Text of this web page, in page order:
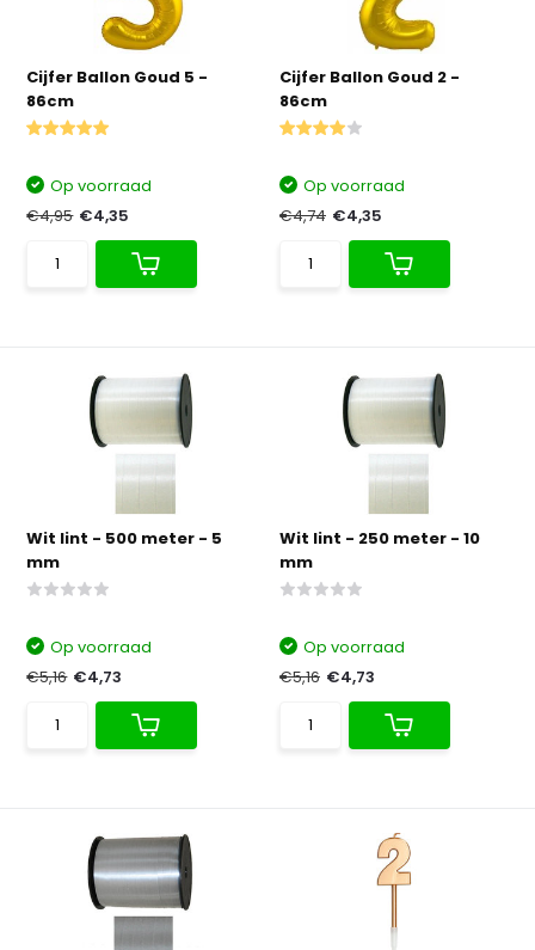
Cijfer Ballon Goud 5 -
86cm
Op voorraad
€4,95 €4,35
Cijfer Ballon Goud 2 -
86cm
Op voorraad
€4,74 €4,35
Wit lint - 500 meter - 5
mm
Op voorraad
€5,16 €4,73
Wit lint - 250 meter - 10
mm
Op voorraad
€5,16 €4,73